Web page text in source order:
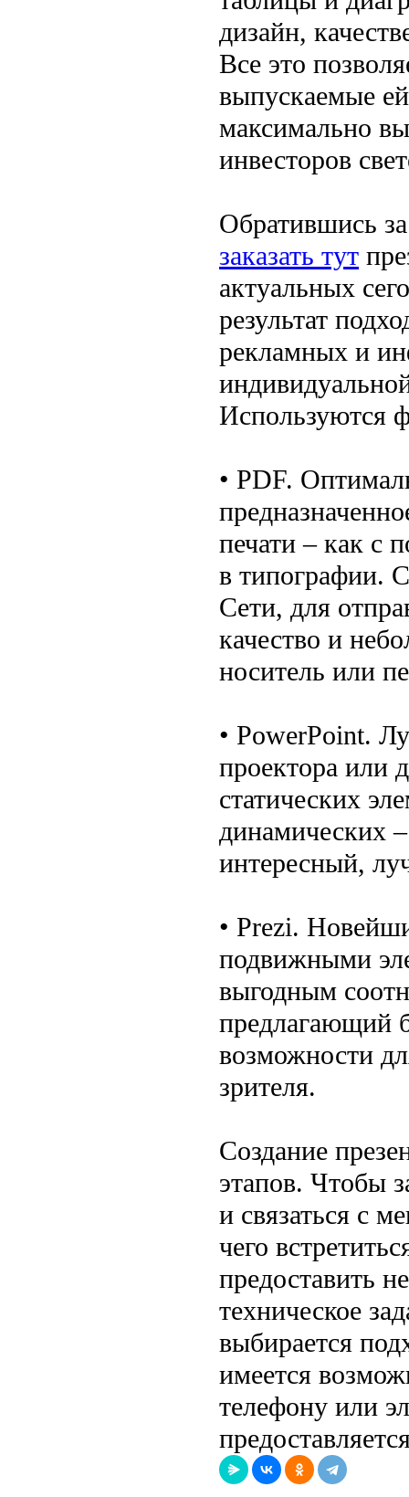
дизайн,
Все это
выпускаемые
максимально
инвесторов
Обратившись
заказать тут
актуальных
результат
рекламных и
Используются
• PDF.
печати – как с
в типографии.
Сети, для
качество и
носитель или
• PowerPoint.
проектора или
статических
динамических
интересный,
• Prezi.
подвижными
выгодным
предлагающий
возможности
зрителя.
Создание
этапов. Чтобы
и связаться с
чего
предоставить
техническое
выбирается
имеется
телефону или